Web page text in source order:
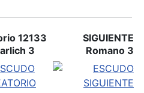
12133
3
SIGUIENTE
Romano 3